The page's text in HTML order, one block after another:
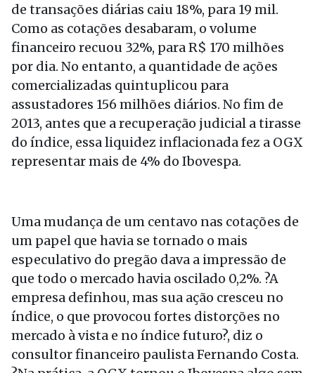
de transações diárias caiu 18%, para 19 mil.
Como as cotações desabaram, o volume
financeiro recuou 32%, para R$ 170 milhões
por dia. No entanto, a quantidade de ações
comercializadas quintuplicou para
assustadores 156 milhões diários. No fim de
2013, antes que a recuperação judicial a tirasse
do índice, essa liquidez inflacionada fez a OGX
representar mais de 4% do Ibovespa.
Uma mudança de um centavo nas cotações de
um papel que havia se tornado o mais
especulativo do pregão dava a impressão de
que todo o mercado havia oscilado 0,2%. ?A
empresa definhou, mas sua ação cresceu no
índice, o que provocou fortes distorções no
mercado à vista e no índice futuro?, diz o
consultor financeiro paulista Fernando Costa.